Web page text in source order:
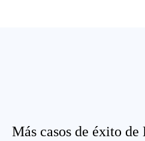
Más casos de éxito de